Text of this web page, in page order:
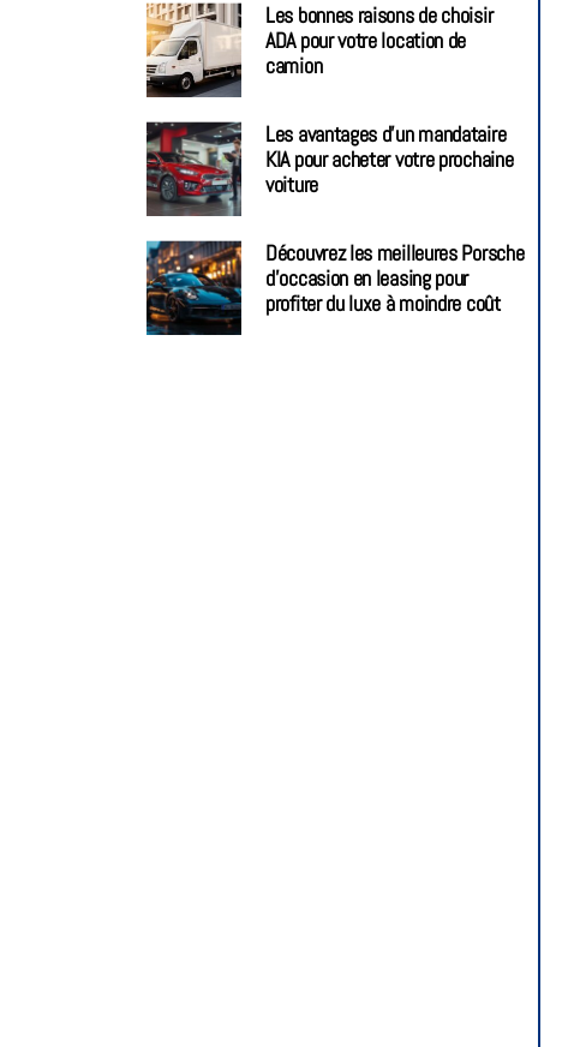
Les bonnes raisons de choisir
ADA pour votre location de
camion
Les avantages d’un mandataire
KIA pour acheter votre prochaine
voiture
Découvrez les meilleures Porsche
d’occasion en leasing pour
profiter du luxe à moindre coût